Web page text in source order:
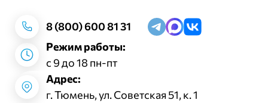
8 (800) 600 81 31
Режим работы:
с 9 до 18 пн-пт
Адрес:
г. Тюмень, ул. Советская 51, к. 1